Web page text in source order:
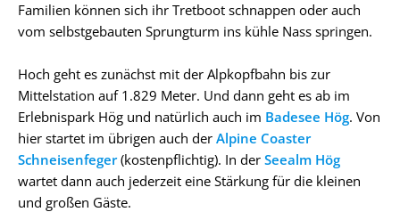
Familien können sich ihr Tretboot schnappen oder auch
vom selbstgebauten Sprungturm ins kühle Nass springen.
Hoch geht es zunächst mit der Alpkopfbahn bis zur
Mittelstation auf 1.829 Meter. Und dann geht es ab im
Erlebnispark Hög und natürlich auch im Badesee Hög. Von
hier startet im übrigen auch der Alpine Coaster
Schneisenfeger(kostenpflichtig). In der Seealm Hög
wartet dann auch jederzeit eine Stärkung für die kleinen
und großen Gäste.